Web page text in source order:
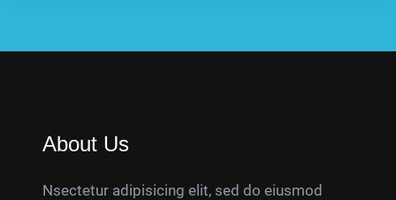
About Us
Nsectetur adipisicing elit, sed do eiusmod